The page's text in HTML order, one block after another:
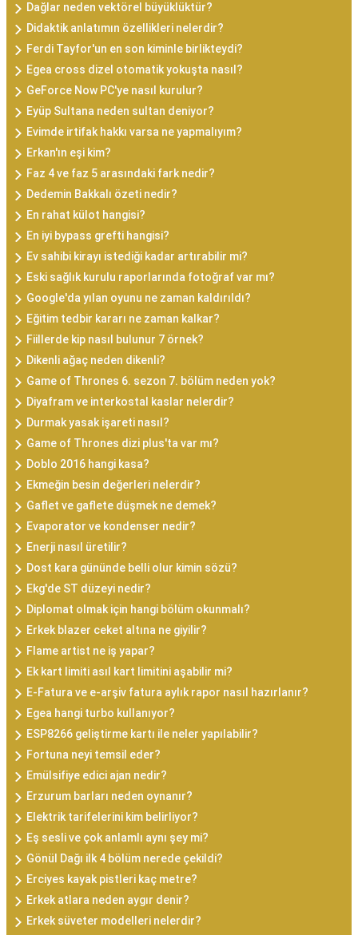
Dağlar neden vektörel büyüklüktür?
Didaktik anlatımın özellikleri nelerdir?
Ferdi Tayfor'un en son kiminle birlikteydi?
Egea cross dizel otomatik yokuşta nasıl?
GeForce Now PC'ye nasıl kurulur?
Eyüp Sultana neden sultan deniyor?
Evimde irtifak hakkı varsa ne yapmalıyım?
Erkan'ın eşi kim?
Faz 4 ve faz 5 arasındaki fark nedir?
Dedemin Bakkalı özeti nedir?
En rahat külot hangisi?
En iyi bypass grefti hangisi?
Ev sahibi kirayı istediği kadar artırabilir mi?
Eski sağlık kurulu raporlarında fotoğraf var mı?
Google'da yılan oyunu ne zaman kaldırıldı?
Eğitim tedbir kararı ne zaman kalkar?
Fiillerde kip nasıl bulunur 7 örnek?
Dikenli ağaç neden dikenli?
Game of Thrones 6. sezon 7. bölüm neden yok?
Diyafram ve interkostal kaslar nelerdir?
Durmak yasak işareti nasıl?
Game of Thrones dizi plus'ta var mı?
Doblo 2016 hangi kasa?
Ekmeğin besin değerleri nelerdir?
Gaflet ve gaflete düşmek ne demek?
Evaporator ve kondenser nedir?
Enerji nasıl üretilir?
Dost kara gününde belli olur kimin sözü?
Ekg'de ST düzeyi nedir?
Diplomat olmak için hangi bölüm okunmalı?
Erkek blazer ceket altına ne giyilir?
Flame artist ne iş yapar?
Ek kart limiti asıl kart limitini aşabilir mi?
E-Fatura ve e-arşiv fatura aylık rapor nasıl hazırlanır?
Egea hangi turbo kullanıyor?
ESP8266 geliştirme kartı ile neler yapılabilir?
Fortuna neyi temsil eder?
Emülsifiye edici ajan nedir?
Erzurum barları neden oynanır?
Elektrik tarifelerini kim belirliyor?
Eş sesli ve çok anlamlı aynı şey mi?
Gönül Dağı ilk 4 bölüm nerede çekildi?
Erciyes kayak pistleri kaç metre?
Erkek atlara neden aygır denir?
Erkek süveter modelleri nelerdir?